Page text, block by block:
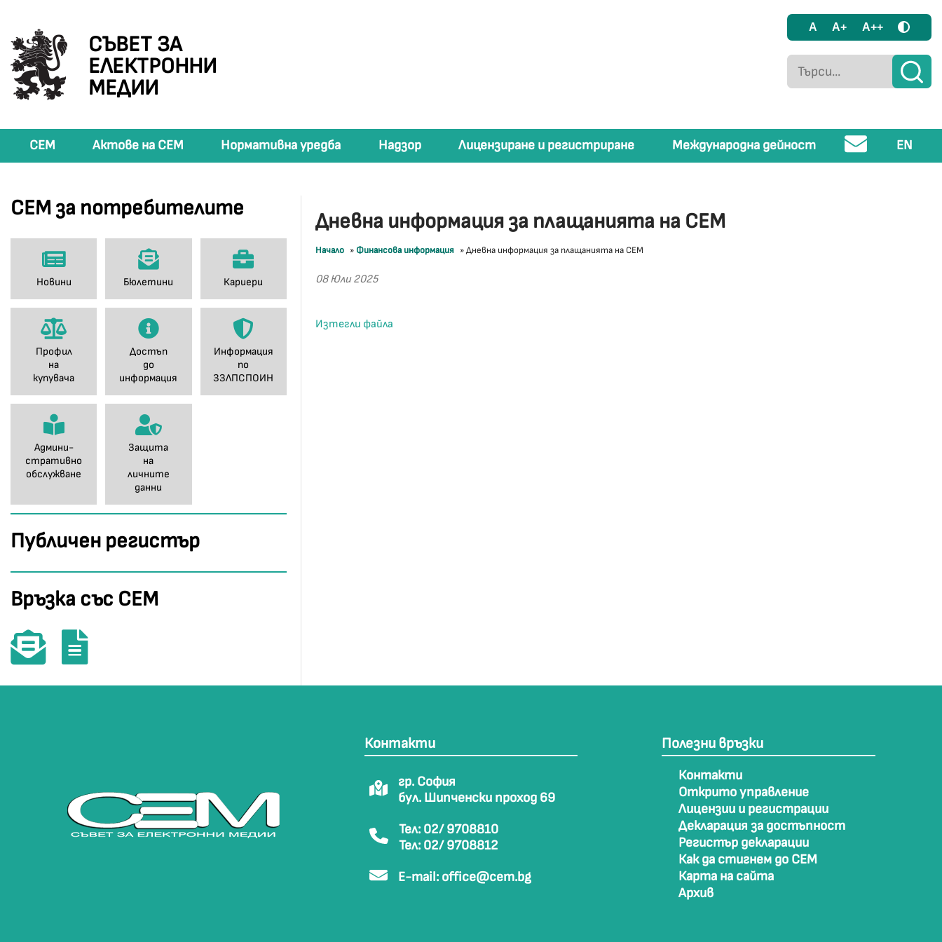
СЪВЕТ ЗА
ЕЛЕКТРОННИ
МЕДИИ
A A+ A++
СЕМ Актове на СЕМ Нормативна уредба Надзор Лицензиране и регистриране Международна дейност EN
СЕМ за потребителите
Новини Бюлетини Кариери
Профил
на
купувача
Достъп
до
информация
Информация
по
ЗЗЛПСПОИН
Админи-
стративно
обслужване
Защита
на
личните
данни
Публичен регистър
Връзка със СЕМ
Дневна информация за плащанията на СЕМ
Начало » Финансова информация »Дневна информация за плащанията на СЕМ
08 Юли 2025
Изтегли файла
Контакти
гр. София
бул. Шипченски проход 69
Тел: 02/ 9708810
Тел: 02/ 9708812
E-mail: office@cem.bg
Полезни връзки
Контакти
Открито управление
Лицензии и регистрации
Декларация за достъпност
Регистър декларации
Как да стигнем до СЕМ
Карта на сайта
Архив